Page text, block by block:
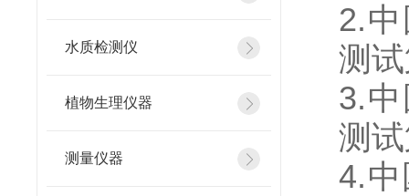
水质检测仪
植物生理仪器
测量仪器
2.
测
3.
测
4.中